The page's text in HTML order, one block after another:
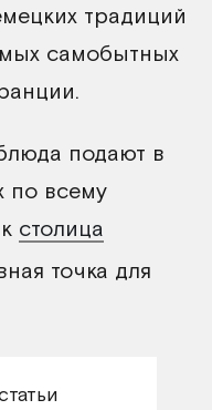
традиций
самобытных
подают в
по всему
столица
точка для